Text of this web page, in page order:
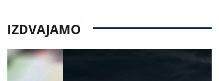
IZDVAJAMO